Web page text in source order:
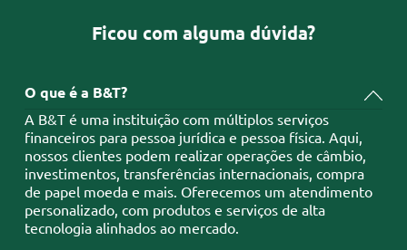
Ficou com alguma dúvida?
O que é a B&T?
A B&T é uma instituição com múltiplos serviços
financeiros para pessoa jurídica e pessoa física. Aqui,
nossos clientes podem realizar operações de câmbio,
investimentos, transferências internacionais, compra
de papel moeda e mais. Oferecemos um atendimento
personalizado, com produtos e serviços de alta
tecnologia alinhados ao mercado.